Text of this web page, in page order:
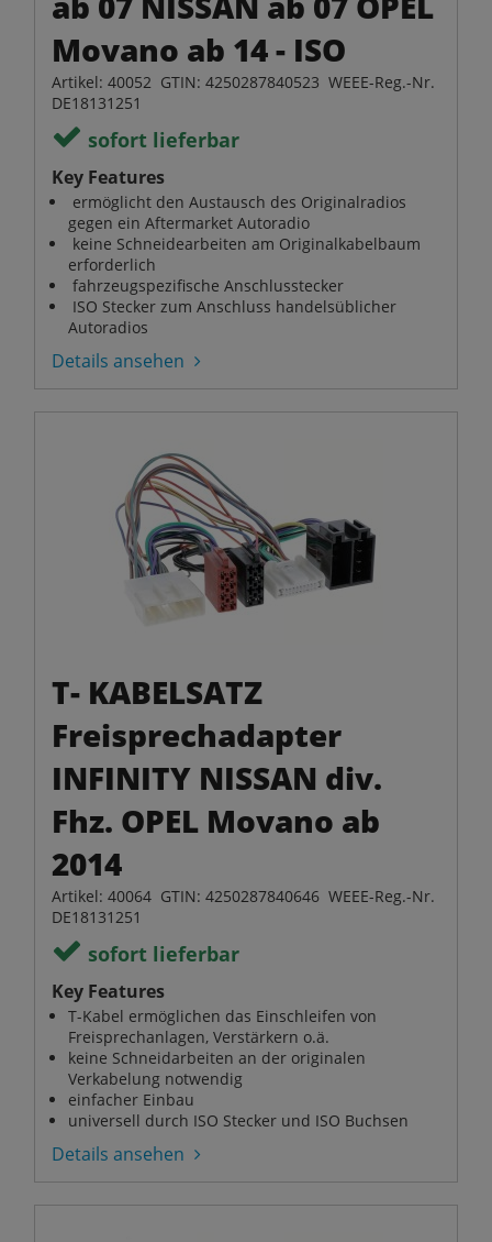
Movano ab 14 - ISO
Artikel: 40052 GTIN: 4250287840523 WEEE-Reg.-Nr.
DE18131251
sofort lieferbar
Key Features
ermöglicht den Austausch des Originalradios
gegen ein Aftermarket Autoradio
keine Schneidearbeiten am Originalkabelbaum
erforderlich
fahrzeugspezifische Anschlusstecker
ISO Stecker zum Anschluss handelsüblicher
Autoradios
Details ansehen
T- KABELSATZ
Freisprechadapter
INFINITY NISSAN div.
Fhz. OPEL Movano ab
2014
Artikel: 40064 GTIN: 4250287840646 WEEE-Reg.-Nr.
DE18131251
sofort lieferbar
Key Features
T-Kabel ermöglichen das Einschleifen von
Freisprechanlagen, Verstärkern o.ä.
keine Schneidarbeiten an der originalen
Verkabelung notwendig
einfacher Einbau
universell durch ISO Stecker und ISO Buchsen
Details ansehen